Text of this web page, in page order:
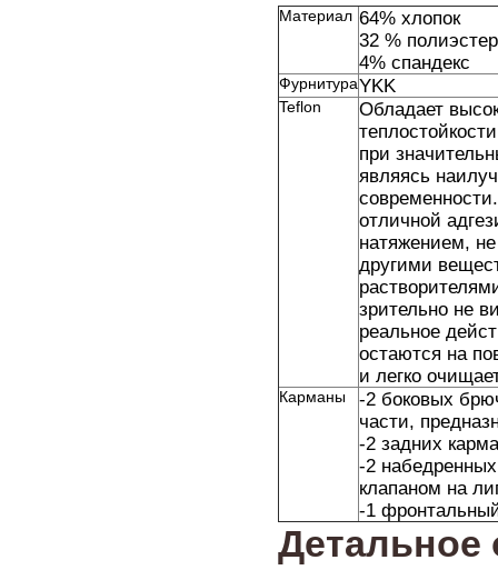
Материал 64% хлопок
32 % полиэстер
4% спандекс
ФурнитураYKK
Teflon
Обладает
при
являясь
отличной
натяжением,
другими
зрительно не
реальное
остаются на
и легко
Карманы
-2 боковых
части,
-2 задних
-2
клапаном на
-1
Детальное